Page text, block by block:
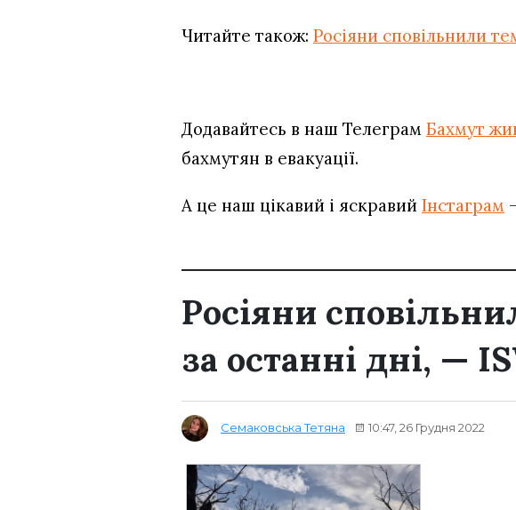
Читайте також: Росіяни сповільнили
Додавайтесь в наш Телеграм Бахмут
бахмутян в евакуації.
А це наш цікавий і яскравий Інстаграм
Росіяни
за останні дні, —
Семаковська Тетяна 10:47, 26 Грудня 2022